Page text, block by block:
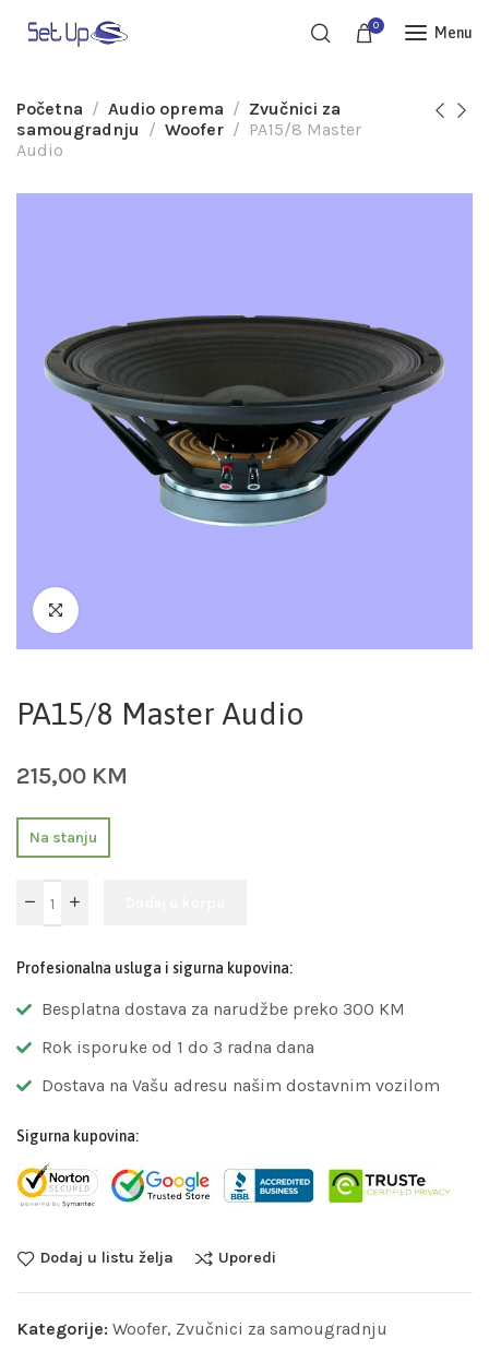
0 Menu
Početna Audio oprema
Zvučnici za
samougradnju
Woofer
PA15/8 Master
Audio
PA15/8 Master Audio
215,00 KM
Na stanju
Profesionalna usluga i sigurna kupovina:
Besplatna dostava za narudžbe preko 300 KM
Rok isporuke od 1 do 3 radna dana
Dostava na Vašu adresu našim dostavnim vozilom
Sigurna kupovina:
Dodaj u listu želja Uporedi
Kategorije: Woofer, Zvučnici za samougradnju